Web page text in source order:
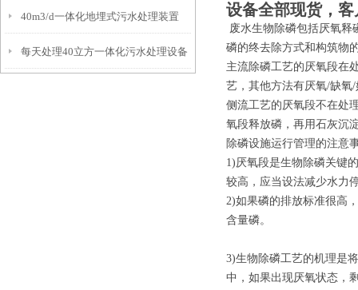
40m3/d一体化地埋式污水处理装置
每天处理40立方一体化污水处理设备
设备全部现货，
废水生物除磷包括厌氧释
磷的终去除方式和构筑物
主流除磷工艺的厌氧段在
艺，其他方法有厌氧/缺氧/
侧流工艺的厌氧段不在处
氧段释放磷，再用石灰沉
除磷设施运行管理的注意
1)厌氧段是生物除磷关键
较高，应当设法减少水力
2)如果磷的排放标准很高
含量磷。
3)生物除磷工艺的机理是
中，如果出现厌氧状态，